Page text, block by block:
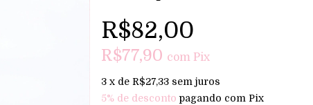
R$82,00
R$77,90 com Pix
3 x de R$27,33 sem juros
5% de desconto pagando com Pix